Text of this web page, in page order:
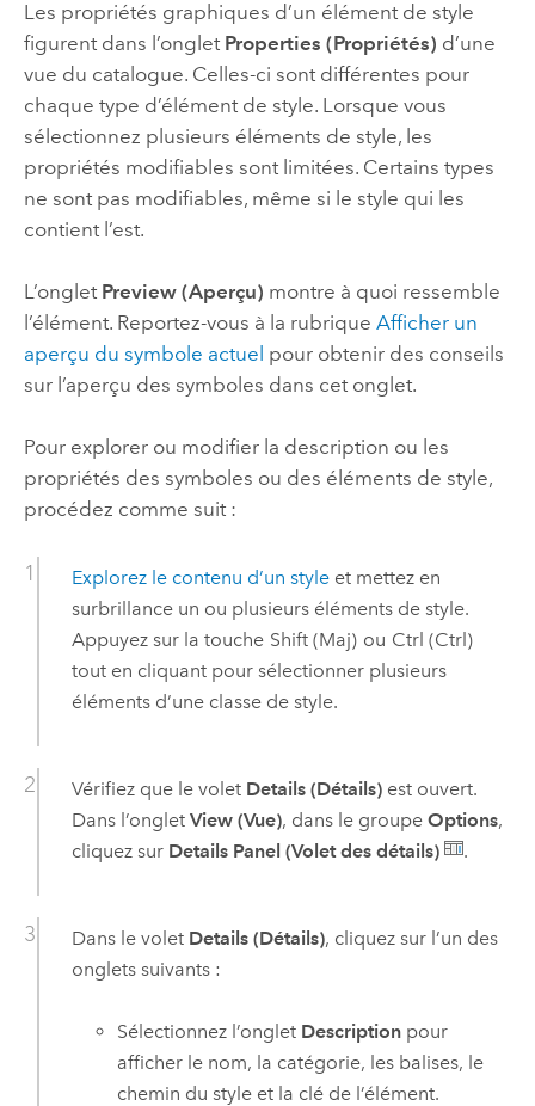
Les propriétés graphiques d’un élément de style
figurent dans l’onglet Properties (Propriétés) d’une
vue du catalogue. Celles-ci sont différentes pour
chaque type d’élément de style. Lorsque vous
sélectionnez plusieurs éléments de style, les
propriétés modifiables sont limitées. Certains types
ne sont pas modifiables, même si le style qui les
contient l’est.
L’onglet Preview (Aperçu) montre à quoi ressemble
l’élément. Reportez-vous à la rubrique Afficher un
aperçu du symbole actuel pour obtenir des conseils
sur l’aperçu des symboles dans cet onglet.
Pour explorer ou modifier la description ou les
propriétés des symboles ou des éléments de style,
procédez comme suit :
Explorez le contenu d’un styleet mettez en
surbrillance un ou plusieurs éléments de style.
Appuyez sur la touche Shift (Maj) ou Ctrl (Ctrl)
tout en cliquant pour sélectionner plusieurs
éléments d’une classe de style.
Vérifiez que le volet Details (Détails)est ouvert.
Dans l’onglet View (Vue), dans le groupe Options,
cliquez sur Details Panel (Volet des détails) .
Dans le volet Details (Détails), cliquez sur l’un des
onglets suivants :
Sélectionnez l’onglet Description pour
afficher le nom, la catégorie, les balises, le
chemin du style et la clé de l’élément.